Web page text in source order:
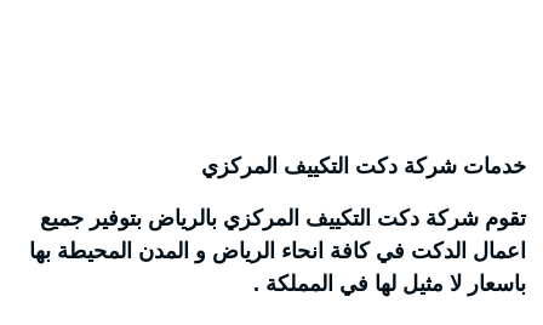
خدمات شركة دكت التكييف المركزي
تقوم شركة دكت التكييف المركزي بالرياض بتوفير جميع
اعمال الدكت في كافة انحاء الرياض و المدن المحيطة بها
باسعار لا مثيل لها في المملكة .